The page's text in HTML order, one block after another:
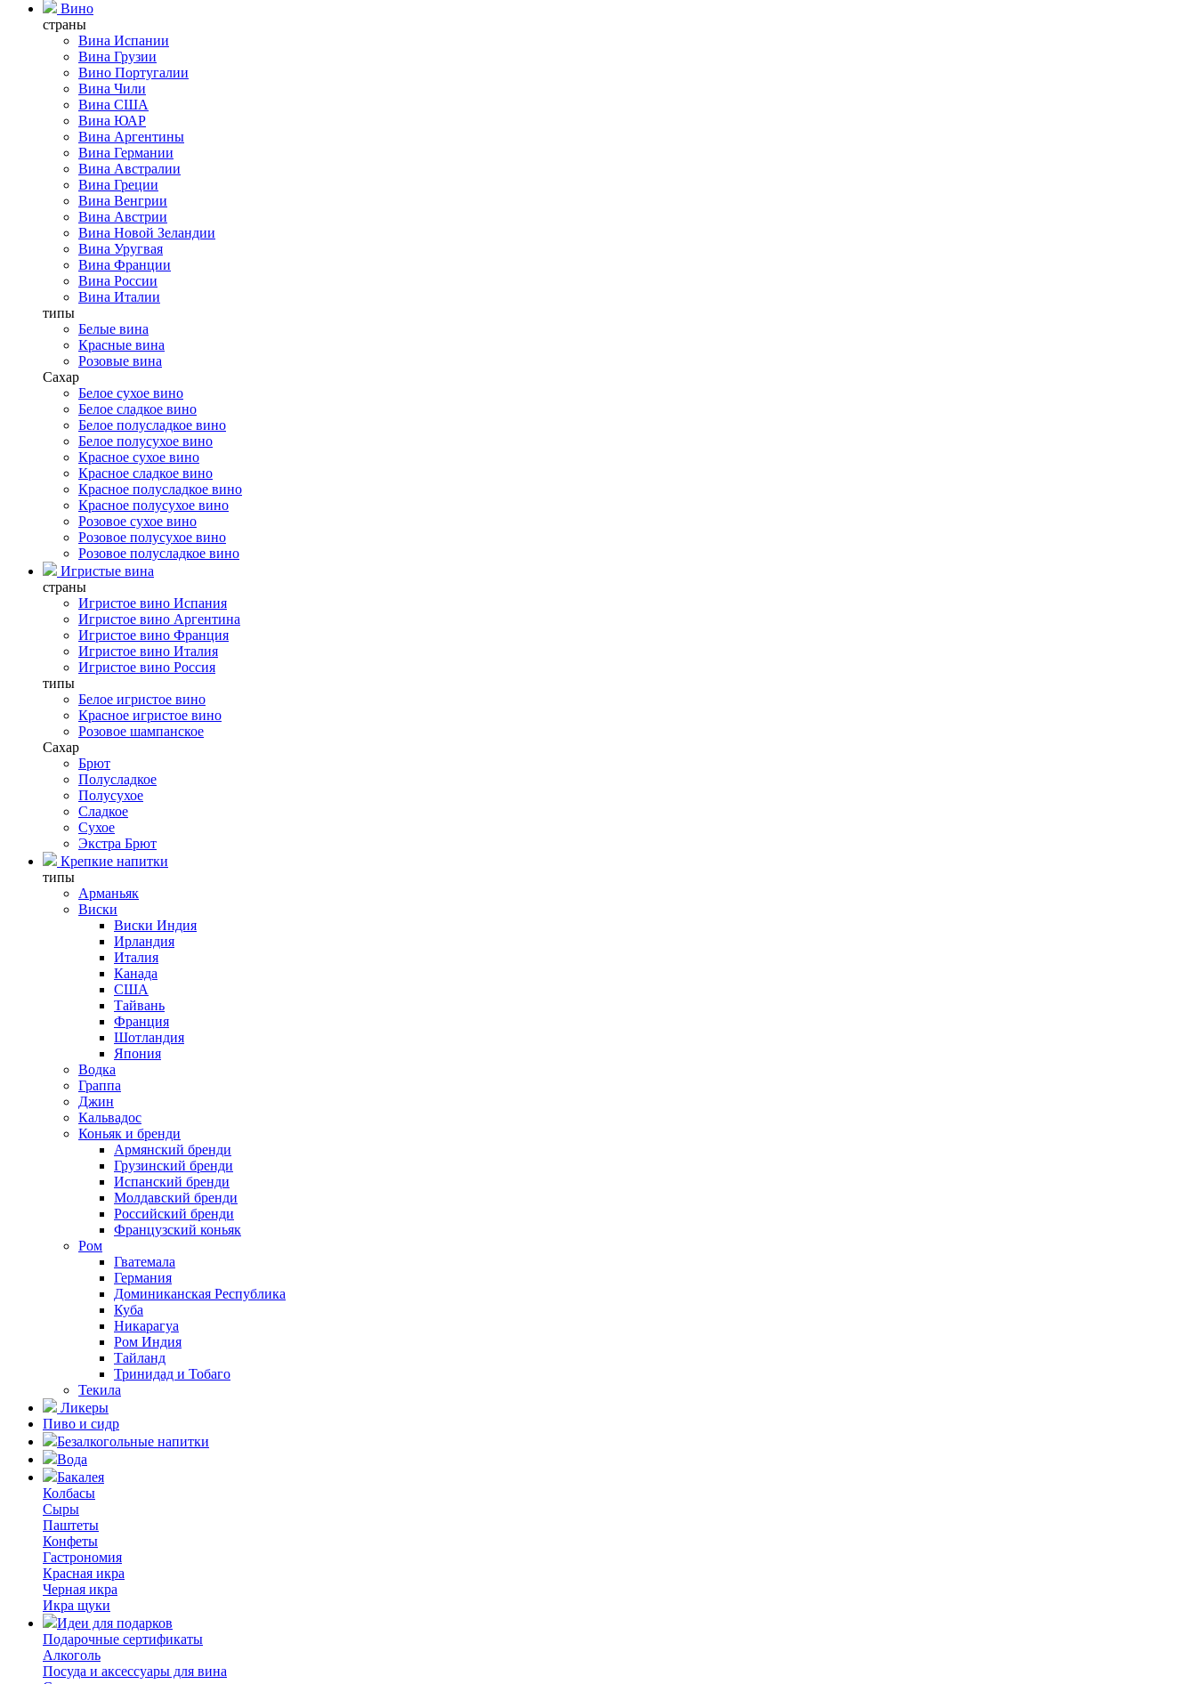
Вино
страны
Вина Испании
Вина Грузии
Вино Португалии
Вина Чили
Вина США
Вина ЮАР
Вина Аргентины
Вина Германии
Вина Австралии
Вина Греции
Вина Венгрии
Вина Австрии
Вина Новой Зеландии
Вина Уругвая
Вина Франции
Вина России
Вина Италии
типы
Белые вина
Красные вина
Розовые вина
Сахар
Белое сухое вино
Белое сладкое вино
Белое полусладкое вино
Белое полусухое вино
Красное сухое вино
Красное сладкое вино
Красное полусладкое вино
Красное полусухое вино
Розовое сухое вино
Розовое полусухое вино
Розовое полусладкое вино
Игристые вина
страны
Игристое вино Испания
Игристое вино Аргентина
Игристое вино Франция
Игристое вино Италия
Игристое вино Россия
типы
Белое игристое вино
Красное игристое вино
Розовое шампанское
Сахар
Брют
Полусладкое
Полусухое
Сладкое
Сухое
Экстра Брют
Крепкие напитки
типы
Арманьяк
Виски
Виски Индия
Ирландия
Италия
Канада
США
Тайвань
Франция
Шотландия
Япония
Водка
Граппа
Джин
Кальвадос
Коньяк и бренди
Армянский бренди
Грузинский бренди
Испанский бренди
Молдавский бренди
Российский бренди
Французский коньяк
Ром
Гватемала
Германия
Доминиканская Республика
Куба
Никарагуа
Ром Индия
Тайланд
Тринидад и Тобаго
Текила
Ликеры
Пиво и сидр
Безалкогольные напитки
Вода
Бакалея
Колбасы
Сыры
Паштеты
Конфеты
Гастрономия
Красная икра
Черная икра
Икра щуки
Идеи для подарков
Подарочные сертификаты
Алкоголь
Посуда и аксессуары для вина